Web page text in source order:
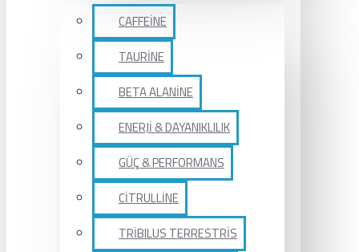
CAFFEİNE
TAURİNE
BETA ALANİNE
ENERJİ & DAYANIKLILIK
GÜÇ & PERFORMANS
CİTRULLİNE
TRİBILUS TERRESTRİS